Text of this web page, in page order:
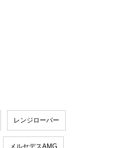
レンジローバー
メルセデスAMG